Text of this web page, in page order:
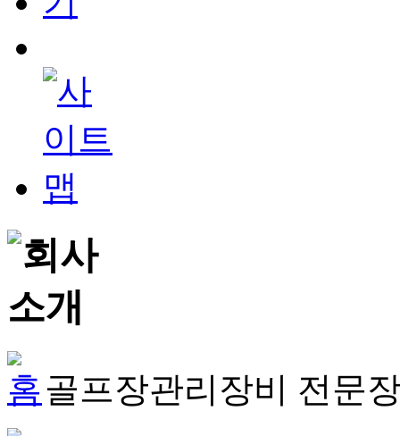
골프장관리장비 전문